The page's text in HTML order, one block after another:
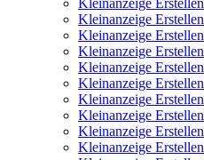
Kleinanzeige Erstellen
Kleinanzeige Erstellen
Kleinanzeige Erstellen
Kleinanzeige Erstellen
Kleinanzeige Erstellen
Kleinanzeige Erstellen
Kleinanzeige Erstellen
Kleinanzeige Erstellen
Kleinanzeige Erstellen